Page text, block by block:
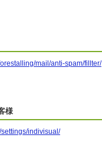
mail/anti-spam/fillter/
様
indivisual/